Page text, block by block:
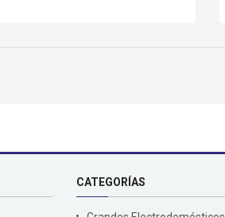
CATEGORÍAS